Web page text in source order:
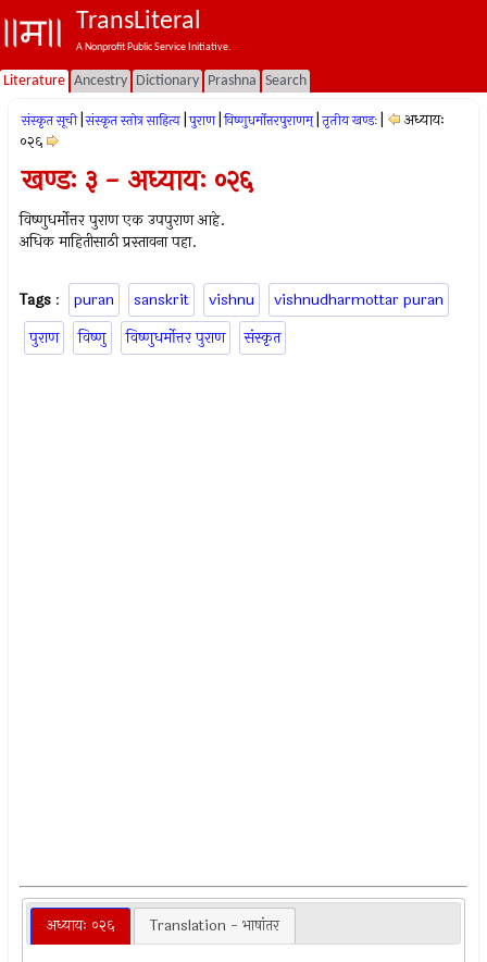
TransLiteral
A Nonprofit Public Service Initiative.
Literature Ancestry Dictionary Prashna Search
संस्कृत सूची संस्कृत स्तोत्र साहित्य पुराण विष्णुधर्मोत्तरपुराणम् तृतीय खण्डः
अध्यायः
०२६
खण्डः ३ - अध्यायः ०२६
विष्णुधर्मोत्तर पुराण एक उपपुराण आहे.
अधिक माहितीसाठी प्रस्तावना पहा.
Tags : puran sanskrit vishnu
vishnudharmottar puran
पुराण
विष्णु विष्णुधर्मोत्तर पुराण संस्कृत
अध्यायः ०२६ Translation - भाषांतर